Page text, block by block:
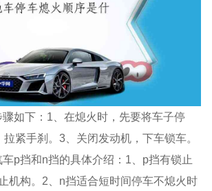
如下：1、在熄火时，先要将车子停
紧手刹。3、关闭发动机，下车锁车。
p挡和n挡的具体介绍：1、p挡有锁止
机构。2、n挡适合短时间停车不熄火时